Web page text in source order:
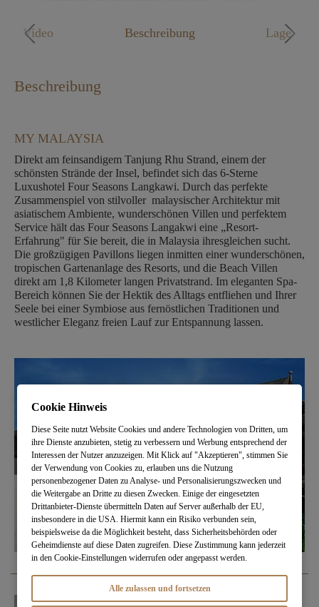
Beschreibung Lage
Video
Beschreibung
MY MALAYSIA
Direkt am feinsandigem Tanjung Rhu Strand, einem der
schönsten Strände der Insel, befindet sich das 6-Sterne
Luxushotel Four Seasons Langkawi. Durch das perfekte
Zusammenspiel von stilvoller malaysischer Architektur mit
asiatischem Ambiente, wunderschönen Villen und perfektem
Service hält das Four Seasons Langakwi eine „Resort-
Erfahrung" für Sie bereit, die in Malaysia ihresgleichen sucht.
Die großzügigen Pavillons liegen inmitten einer wunderschönen,
tropischen Gartenanlage des Resorts, und die Beach Villen
direkt am 1,8 Kilometer langen Privatstrand. Im eleganten Spa-
Bereich können Sie der Hektik des Alltags entfliehen und Ihrer
Seele bei einer Symbiose aus fernöstlichen Traditionen und
westlicher Eleganz freien Lauf zur Entspannung lassen.
Cookie Hinweis
Diese Seite nutzt Website Cookies und andere Technologien von Dritten, um
ihre Dienste anzubieten, stetig zu verbessern und Werbung entsprechend der
Interessen der Nutzer anzuzeigen. Mit Klick auf "Akzeptieren", stimmen Sie
der Verwendung von Cookies zu, erlauben uns die Nutzung
personenbezogener Daten zu Analyse- und Personalisierungszwecken und
die Weitergabe an Dritte zu diesen Zwecken. Einige der eingesetzten
Drittanbieter-Dienste übermitteln Daten auf Server außerhalb der EU,
insbesondere in die USA. Hiermit kann ein Risiko verbunden sein,
beispielsweise da die Möglichkeit besteht, dass Sicherheitsbehörden oder
Geheimdienste auf diese Daten zugreifen. Diese Zustimmung kann jederzeit
in den Cookie-Einstellungen widerrufen oder angepasst werden.
Alle zulassen und fortsetzen